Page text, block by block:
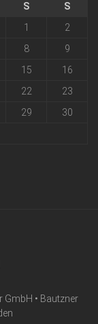
S
S
1
2
8
9
15
16
22
23
29
30
• Bautzner